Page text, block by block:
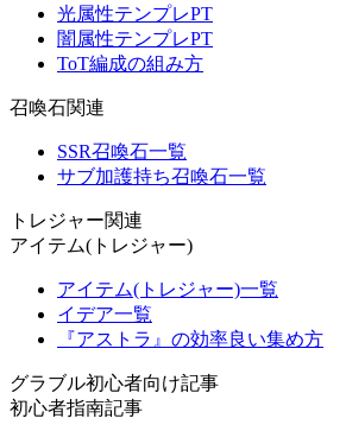
光属性テンプレPT
闇属性テンプレPT
ToT編成の組み方
召喚石関連
SSR召喚石一覧
サブ加護持ち召喚石一覧
トレジャー関連
アイテム(トレジャー)
アイテム(トレジャー)一覧
イデア一覧
『アストラ』の効率良い集め方
グラブル初心者向け記事
初心者指南記事